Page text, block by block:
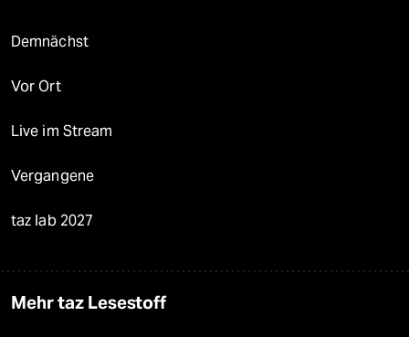
Demnächst
Vor Ort
Live im Stream
Vergangene
taz lab 2027
Mehr taz Lesestoff